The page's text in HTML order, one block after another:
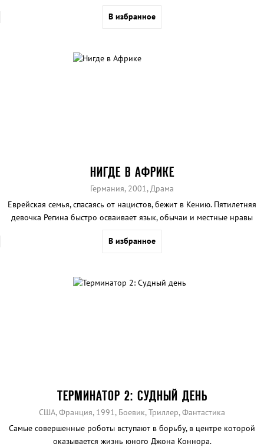
В избранное
НИГДЕ В АФРИКЕ
Германия, 2001, Драма
Еврейская семья, спасаясь от нацистов, бежит в Кению. Пятилетняя
девочка Регина быстро осваивает язык, обычаи и местные нравы
В избранное
ТЕРМИНАТОР 2: СУДНЫЙ ДЕНЬ
США, Франция, 1991, Боевик, Триллер, Фантастика
Самые совершенные роботы вступают в борьбу, в центре которой
оказывается жизнь юного Джона Коннора.